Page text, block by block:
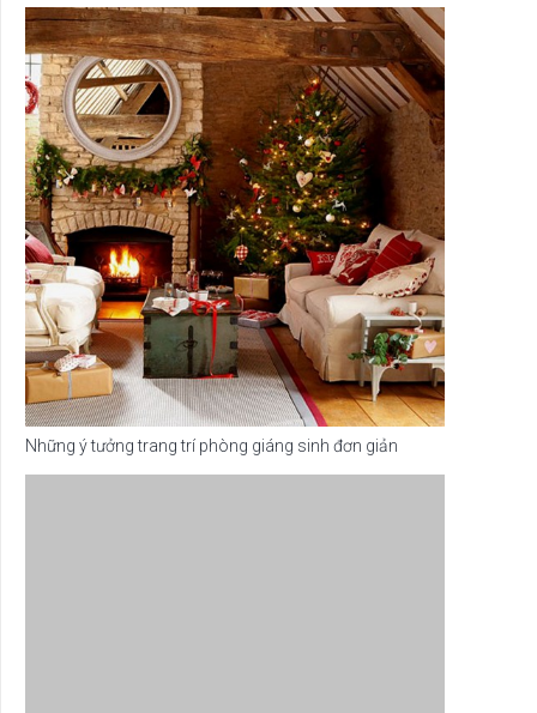
Những ý tưởng trang trí phòng giáng sinh đơn giản